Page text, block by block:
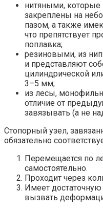
нитяными,
закреплены на
пазом, а также
что препятствует
поплавка;
резиновыми, из
и представляют
цилиндрической
3–5 мм;
из лесы,
отличие от
завязывать (а не
Стопорный узел,
обязательно
Перемещается по
самостоятельно.
Проходит через
Имеет
вызвать